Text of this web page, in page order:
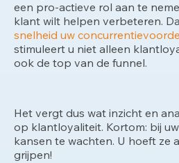
een pro-actieve rol aan te
klant wilt helpen verbeteren.
snelheid uw
stimuleert u niet alleen
ook de top van de funnel.
Het vergt dus wat inzicht en
op klantloyaliteit. Kortom: bij
kansen te wachten. U hoeft ze
grijpen!